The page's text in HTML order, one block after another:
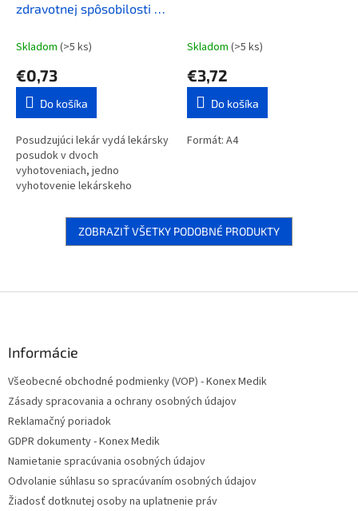
zdravotnej spôsobilosti na
Skladom (>5 ks)
€0,73
Do košíka
Posudzujúci lekár vydá lekársky
posudok v dvoch
vyhotoveniach, jedno
vyhotovenie lekárskeho
dokumentácie žiadateľa alebo
držiteľa a jeho druhé...
Skladom (>5 ks)
€3,72
Do košíka
Formát: A4
ZOBRAZIŤ VŠETKY PODOBNÉ PRODUKTY
Informácie
Všeobecné obchodné podmienky (VOP) - Konex Medik
Zásady spracovania a ochrany osobných údajov
Reklamačný poriadok
GDPR dokumenty - Konex Medik
Namietanie spracúvania osobných údajov
Odvolanie súhlasu so spracúvaním osobných údajov
Žiadosť dotknutej osoby na uplatnenie práv